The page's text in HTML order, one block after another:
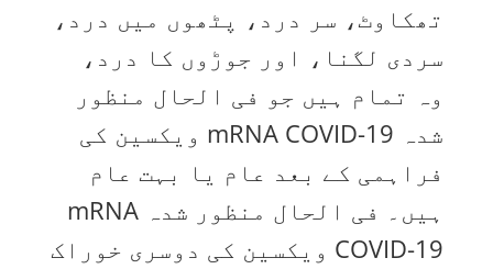
تھکاوٹ، سر درد، پٹھوں میں درد،
سردی لگنا، اور جوڑوں کا درد،
وہ تمام ہیں جو فی الحال منظور
شدہ mRNA COVID-19 ویکسین کی
فراہمی کے بعد عام یا بہت عام
ہیں۔ فی الحال منظور شدہ mRNA
COVID-19 ویکسین کی دوسری خوراک